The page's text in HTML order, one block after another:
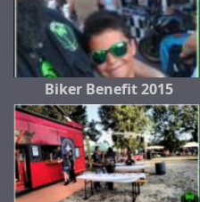
Biker Benefit 2015